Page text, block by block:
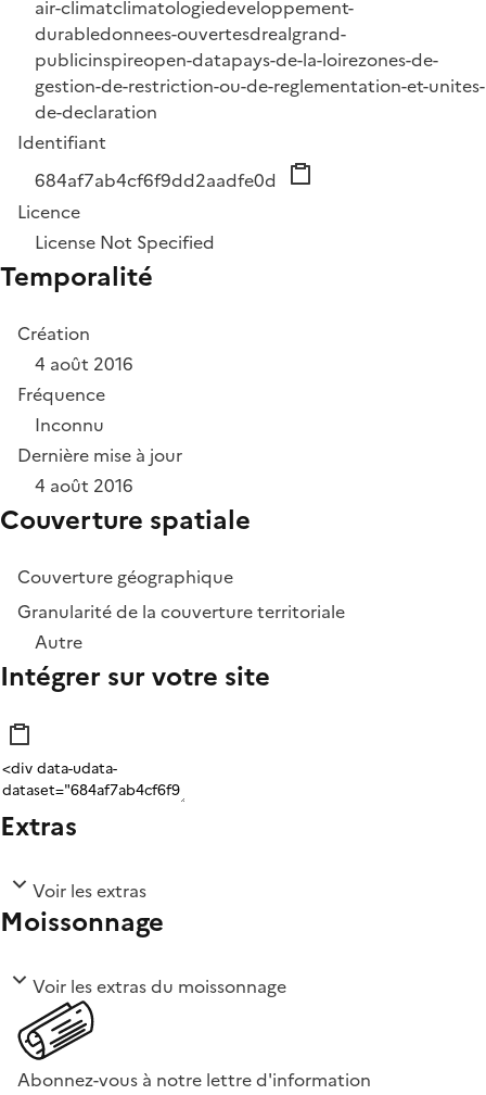
air-climatclimatologiedeveloppement-
durabledonnees-ouvertesdrealgrand-
publicinspireopen-datapays-de-la-loirezones-de-
gestion-de-restriction-ou-de-reglementation-et-unites-
de-declaration
Identifiant
684af7ab4cf6f9dd2aadfe0d
Licence
License Not Specified
Temporalité
Création
4 août 2016
Fréquence
Inconnu
Dernière mise à jour
4 août 2016
Couverture spatiale
Couverture géographique
Granularité de la couverture territoriale
Autre
Intégrer sur votre site
Extras
Voir les extras
Moissonnage
Voir les extras du moissonnage
Abonnez-vous à notre lettre d'information